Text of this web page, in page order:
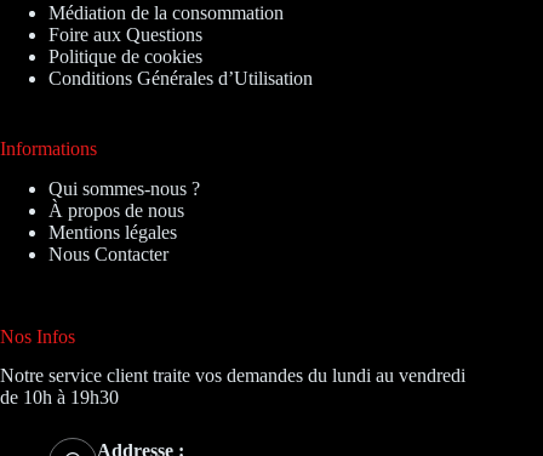
Médiation de la consommation
Foire aux Questions
Politique de cookies
Conditions Générales d’Utilisation
Informations
Qui sommes-nous ?
À propos de nous
Mentions légales
Nous Contacter
Nos Infos
Notre service client traite vos demandes du lundi au vendredi
de 10h à 19h30
Addresse :